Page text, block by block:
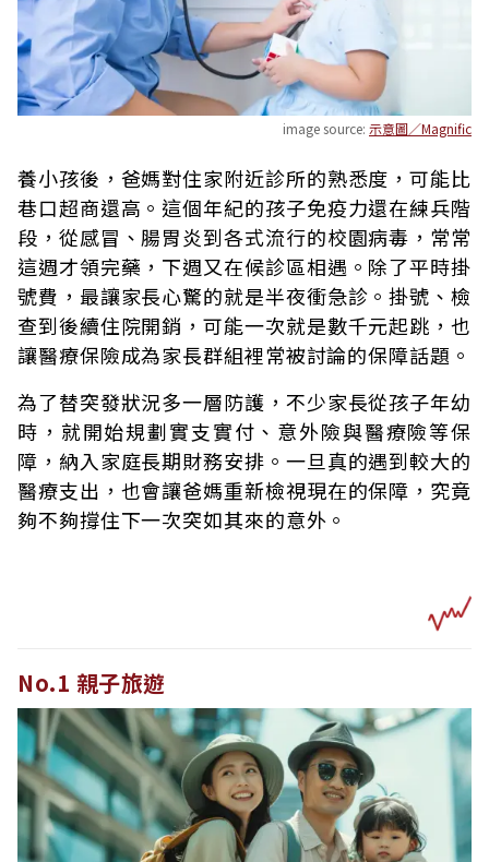
image source: 示意圖／Magnific
養小孩後，爸媽對住家附近診所的熟悉度，可能比
巷口超商還高。這個年紀的孩子免疫力還在練兵階
段，從感冒、腸胃炎到各式流行的校園病毒，常常
這週才領完藥，下週又在候診區相遇。除了平時掛
號費，最讓家長心驚的就是半夜衝急診。掛號、檢
查到後續住院開銷，可能一次就是數千元起跳，也
讓醫療保險成為家長群組裡常被討論的保障話題。
為了替突發狀況多一層防護，不少家長從孩子年幼
時，就開始規劃實支實付、意外險與醫療險等保
障，納入家庭長期財務安排。一旦真的遇到較大的
醫療支出，也會讓爸媽重新檢視現在的保障，究竟
夠不夠撐住下一次突如其來的意外。
No.1 親子旅遊